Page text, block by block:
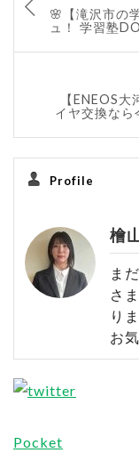
🌸【滝沢市の
ュ！ 学習塾
【ENEOS
イヤ交換なら
Profile
檜
ま
さ
り
お
Pocket